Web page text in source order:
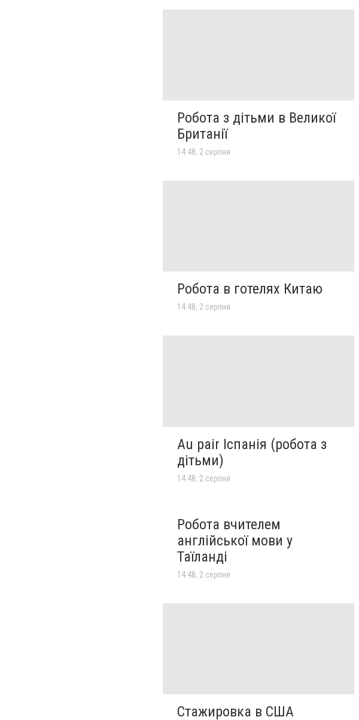
Робота з дітьми в Великої
Британії
14:48, 2 серпня
Робота в готелях Китаю
14:48, 2 серпня
Au pair Іспанія (робота з
дітьми)
14:48, 2 серпня
Робота вчителем
англійської мови у
Таїланді
14:48, 2 серпня
Стажировка в США